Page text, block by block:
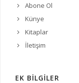
Abone Ol
Künye
Kitaplar
İletişim
EK BİLGİLER